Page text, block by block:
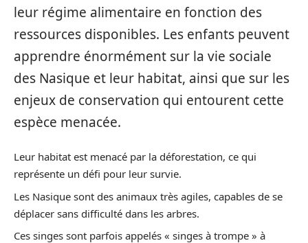
leur régime alimentaire en fonction des
ressources disponibles. Les enfants peuvent
apprendre énormément sur la vie sociale
des Nasique et leur habitat, ainsi que sur les
enjeux de conservation qui entourent cette
espèce menacée.
Leur habitat est menacé par la déforestation, ce qui
représente un défi pour leur survie.
Les Nasique sont des animaux très agiles, capables de se
déplacer sans difficulté dans les arbres.
Ces singes sont parfois appelés « singes à trompe » à